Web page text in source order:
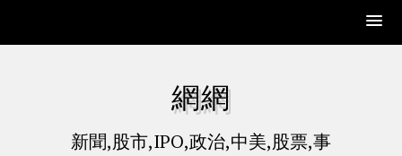
網網
新聞,股市,IPO,政治,中美,股票,事